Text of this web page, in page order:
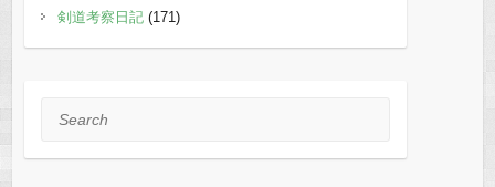
剣道考察日記(171)
Search